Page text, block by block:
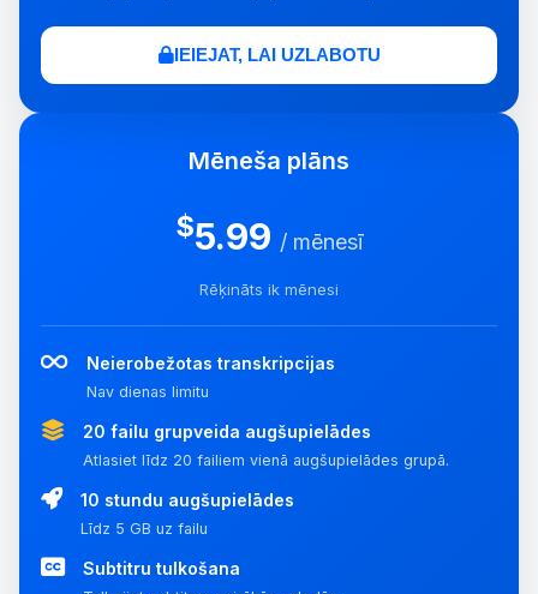
Mēneša plāns
$5.99 / mēnesī
Rēķināts ik mēnesi
Neierobežotas transkripcijas
Nav dienas limitu
20 failu grupveida augšupielādes
Atlasiet līdz 20 failiem vienā augšupielādes grupā.
10 stundu augšupielādes
Līdz 5 GB uz failu
Subtitru tulkošana
IEIEJAT, LAI UZLABOTU